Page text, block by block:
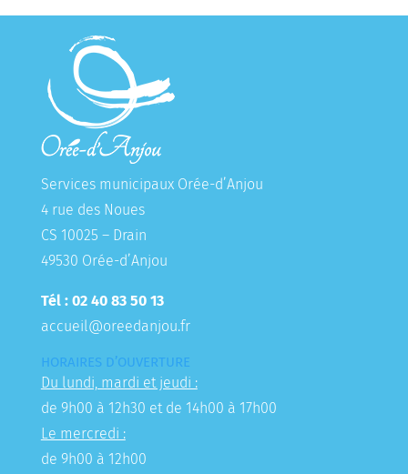
Services municipaux Orée-d’Anjou
4 rue des Noues
CS 10025 – Drain
49530 Orée-d’Anjou
Tél : 02 40 83 50 13
accueil@oreedanjou.fr
HORAIRES D’OUVERTURE
Du lundi, mardi et jeudi :
de 9h00 à 12h30 et de 14h00 à 17h00
Le mercredi :
de 9h00 à 12h00